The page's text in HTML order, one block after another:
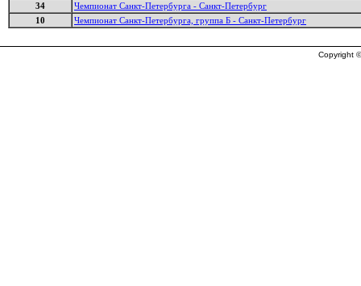
34
Чемпионат Санкт-Петербурга - Санкт-Петербург
10
Чемпионат Санкт-Петербурга, группа Б - Санкт-Петербург
Copyright